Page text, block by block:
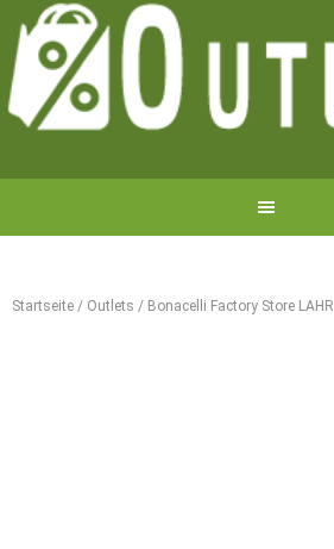
Startseite / Outlets / Bonacelli Factory Store LAHR